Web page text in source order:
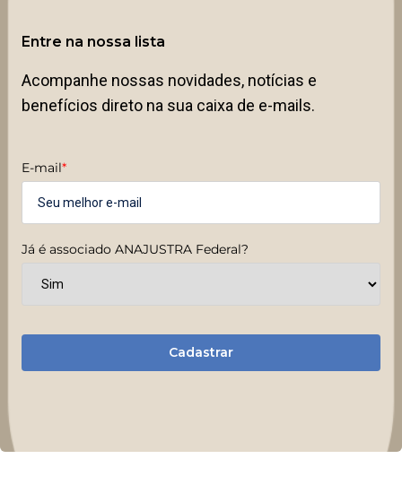
Entre na nossa lista
Acompanhe nossas novidades, notícias e
benefícios direto na sua caixa de e-mails.
E-mail*
Já é associado ANAJUSTRA Federal?
Cadastrar